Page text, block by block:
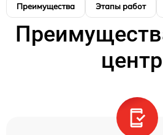
Преимущества Этапы работ